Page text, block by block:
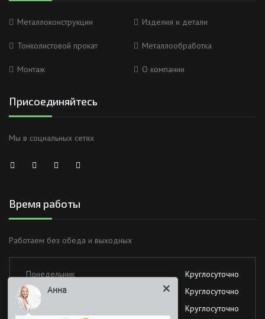
Металлоконструкции Изделия и детали
Тонколистовой прокат Металлообработка
Монтаж О компании
Присоединяйтесь
Мы в социальных сетях
Время работы
Работаем без обеда и выходных
Понедельник
Круглосуточно
Вторник
Круглосуточно
Среда
Круглосуточно
Анна